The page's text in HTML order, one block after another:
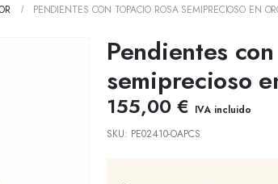
PENDIENTES CON TOPACIO ROSA SEMIPRECIOSO EN
Pendientes
semiprecioso
155,00 € IVA incluido
SKU: PE02410-OAPCS